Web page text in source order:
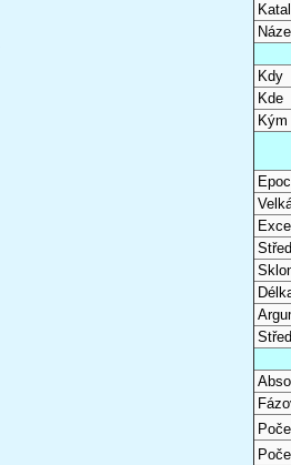
Kdy
Kde
Kým